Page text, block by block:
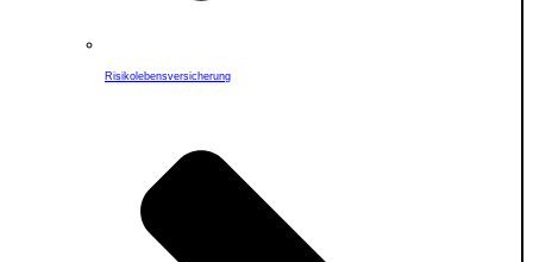
Risikolebensversicherung